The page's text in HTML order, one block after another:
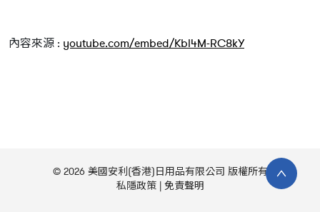
內容來源 : youtube.com/embed/Kbl4M-RC8kY
© 2026 美國安利(香港)日用品有限公司 版權所有
私隱政策
免責聲明